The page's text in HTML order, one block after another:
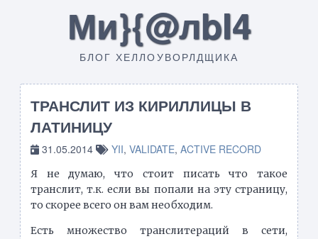
Ми}{@лbI4
БЛОГ ХЕЛЛОУВОРЛДЩИКА
ТРАНСЛИТ ИЗ КИРИЛЛИЦЫ В
ЛАТИНИЦУ
31.05.2014 YII, VALIDATE, ACTIVE RECORD
Я не думаю, что стоит писать что такое
транслит, т.к. если вы попали на эту страницу,
то скорее всего он вам необходим.
Есть множество транслитераций в сети,